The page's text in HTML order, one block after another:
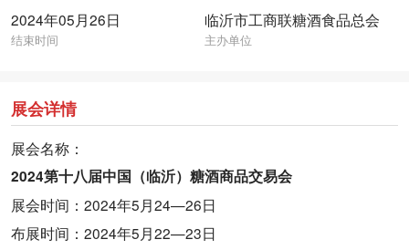
2024年05月26日
结束时间
临沂市工商联糖酒食品总会
主办单位
展会详情
展会名称：
2024第十八届中国（临沂）糖酒商品交易会
展会时间：2024年5月24—26日
布展时间：2024年5月22—23日